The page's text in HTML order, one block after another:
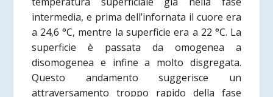
intermedia, e prima dell’infornata il cuore era
a 24,6 °C, mentre la superficie era a 22 °C. La
superficie è passata da omogenea a
disomogenea e infine a molto disgregata.
Questo andamento suggerisce un
attraversamento troppo rapido della fase